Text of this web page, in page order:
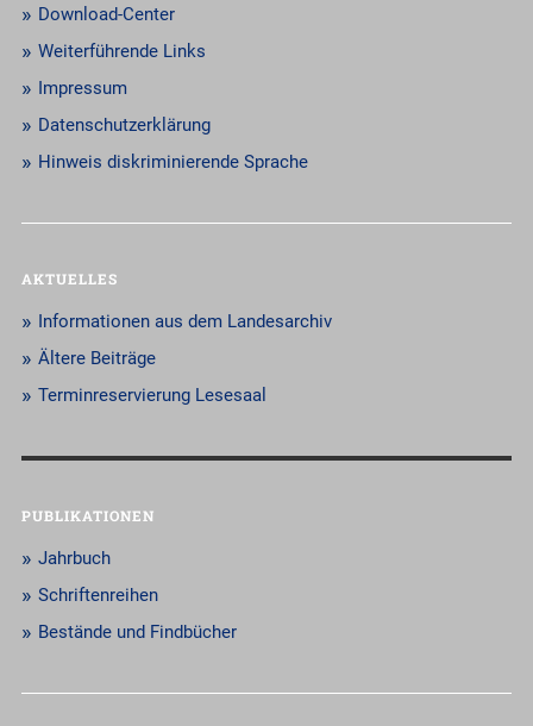
Download-Center
Weiterführende Links
Impressum
Datenschutzerklärung
Hinweis diskriminierende Sprache
AKTUELLES
Informationen aus dem Landesarchiv
Ältere Beiträge
Terminreservierung Lesesaal
PUBLIKATIONEN
Jahrbuch
Schriftenreihen
Bestände und Findbücher